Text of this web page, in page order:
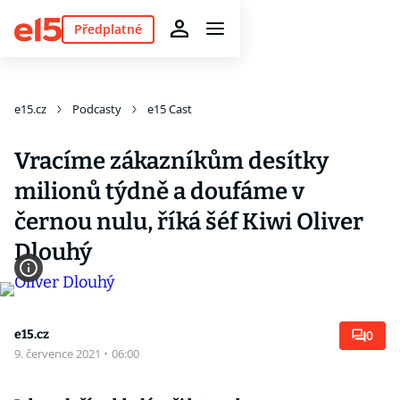
Předplatné
e15.cz Podcasty e15 Cast
Vracíme zákazníkům desítky
milionů týdně a doufáme v
černou nulu, říká šéf Kiwi Oliver
Dlouhý
e15.cz
9. července 2021 · 06:00
0